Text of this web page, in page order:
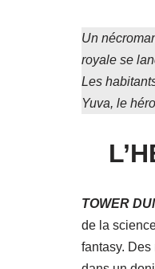
Un
royale se
Les
Yuva, le
TOWER
de la
fantasy.